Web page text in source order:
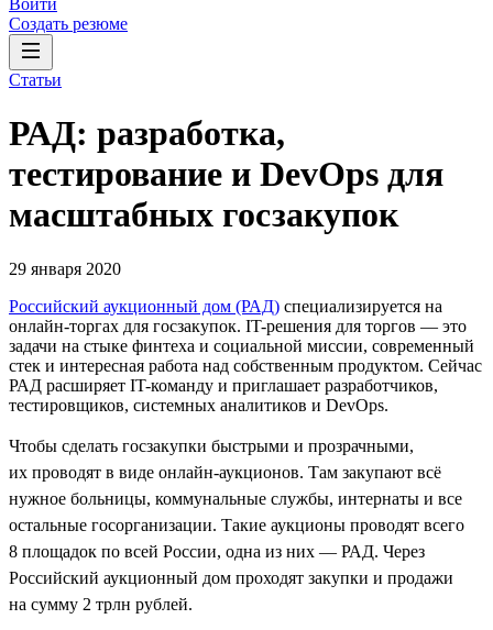
Войти
Создать резюме
Статьи
РАД: разработка,
тестирование и DevOps для
масштабных госзакупок
29 января 2020
Российский аукционный дом (РАД) специализируется на
онлайн-торгах для госзакупок. IT-решения для торгов — это
задачи на стыке финтеха и социальной миссии, современный
стек и интересная работа над собственным продуктом. Сейчас
РАД расширяет IT-команду и приглашает разработчиков,
тестировщиков, системных аналитиков и DevOps.
Чтобы сделать госзакупки быстрыми и прозрачными,
их проводят в виде онлайн-аукционов. Там закупают всё
нужное больницы, коммунальные службы, интернаты и все
остальные госорганизации. Такие аукционы проводят всего
8 площадок по всей России, одна из них — РАД. Через
Российский аукционный дом проходят закупки и продажи
на сумму 2 трлн рублей.